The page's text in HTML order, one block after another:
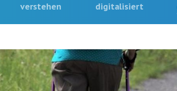
verstehen digitalisiert